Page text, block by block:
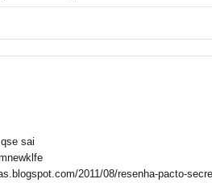
sai
2011/08/resenha-pacto-